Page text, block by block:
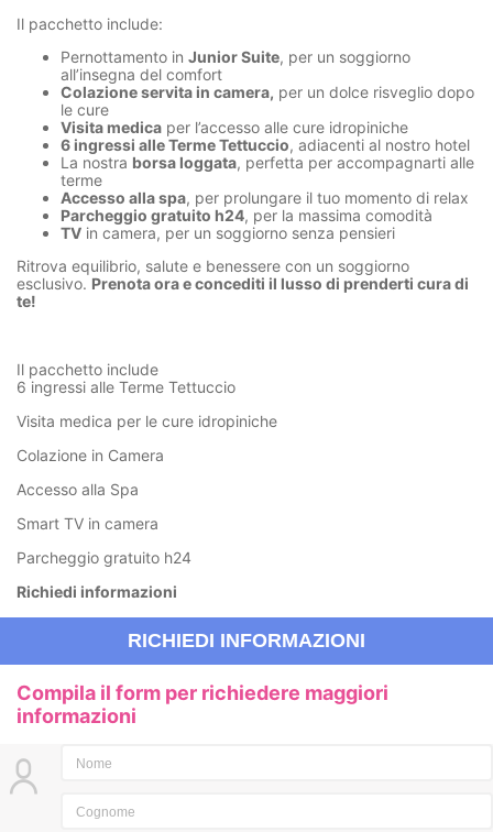
Il pacchetto include:
Pernottamento in Junior Suite, per un soggiorno
all’insegna del comfort
Colazione servita in camera, per un dolce risveglio dopo
le cure
Visita medica per l’accesso alle cure idropiniche
6 ingressi alle Terme Tettuccio, adiacenti al nostro hotel
La nostra borsa loggata, perfetta per accompagnarti alle
terme
Accesso alla spa, per prolungare il tuo momento di relax
Parcheggio gratuito h24, per la massima comodità
TV in camera, per un soggiorno senza pensieri
Ritrova equilibrio, salute e benessere con un soggiorno
esclusivo. Prenota ora e concediti il lusso di prenderti cura di
te!
Il pacchetto include
6 ingressi alle Terme Tettuccio
Visita medica per le cure idropiniche
Colazione in Camera
Accesso alla Spa
Smart TV in camera
Parcheggio gratuito h24
Richiedi informazioni
RICHIEDI INFORMAZIONI
Compila il form per richiedere maggiori
informazioni